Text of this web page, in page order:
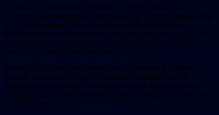
Primenu, kad pernai metų gruodžio 15 dienos paklausime
domėjausi, kodėl iki pernai metų gruodžio 1 dienos Seimas, taigi
ir aš, nesulaukėme Lietuvos demografinės, migracijos ir
integracijos politikos strategijos, kas turėjo būti atlikta pagal 2017
metų balandžio 20 dienos Seimo nutarimą Nr. XIII-297 „Dėl
demografijos, migracijos ir integracijos valdymo“.
Prašiau Jūsų pasidalinti darbo grupės sudėtimi ir atliktos
analizės rezultatais, o taip pat klausiau, kokioje rengimo
stadijoje ta programa ir kada bus galimybė su ja susipažinti.
Klausimus kartoju, nes atsakymai manęs netenkina, yra prieštaringi
ir deklaratyvūs.